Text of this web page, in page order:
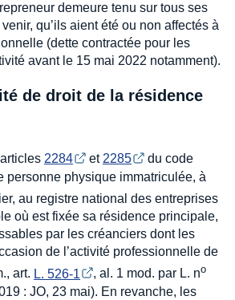
demeure tenu sur tous ses
qu’ils aient été ou non affectés à
(dette contractée pour les
avant le 15 mai 2022 notamment).
de droit de la résidence
2284 et 2285
du code
personne physique immatriculée, à
au registre national des entreprises
où est fixée sa résidence principale,
par les créanciers dont les
de l’activité professionnelle de
art. L. 526-1 , al. 1 mod. par L. no
: JO, 23 mai). En revanche, les